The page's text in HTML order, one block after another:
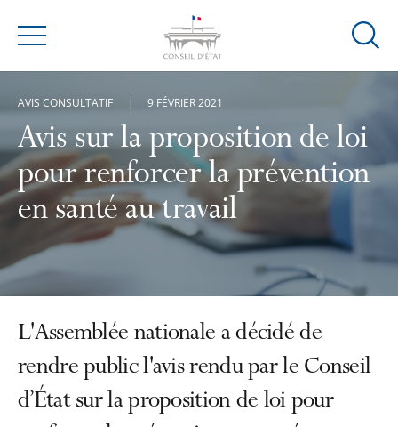
Menu
Ouvrir
Avis sur la proposition de loi
pour renforcer la prévention
en santé au travail
AVIS CONSULTATIF 9 FÉVRIER 2021
L'Assemblée nationale a décidé de
rendre public l'avis rendu par le Conseil
d’État sur la proposition de loi pour